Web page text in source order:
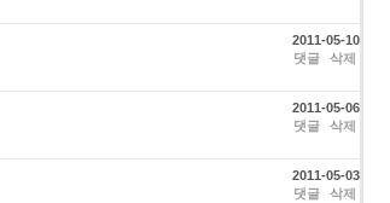
2011-05-10
댓글
삭제
2011-05-06
댓글
삭제
2011-05-03
댓글
삭제